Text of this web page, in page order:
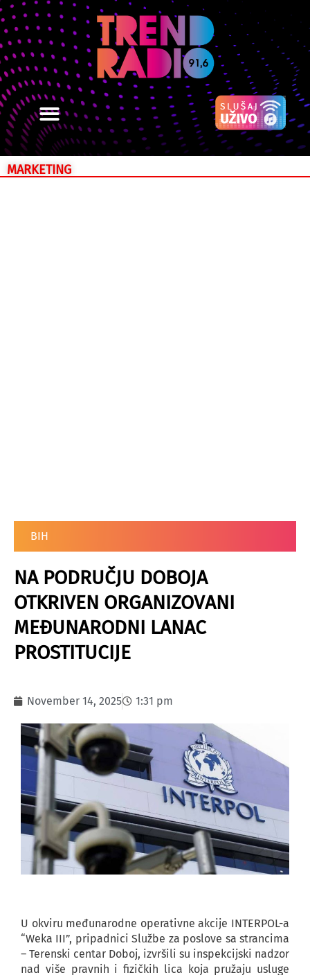
MARKETING
BIH
NA PODRUČJU DOBOJA
OTKRIVEN ORGANIZOVANI
MEĐUNARODNI LANAC
PROSTITUCIJE
November 14, 2025 1:31 pm
U okviru međunarodne operativne akcije INTERPOL-a
“Weka III”, pripadnici Službe za poslove sa strancima
– Terenski centar Doboj, izvršili su inspekcijski nadzor
nad više pravnih i fizičkih lica koja pružaju usluge